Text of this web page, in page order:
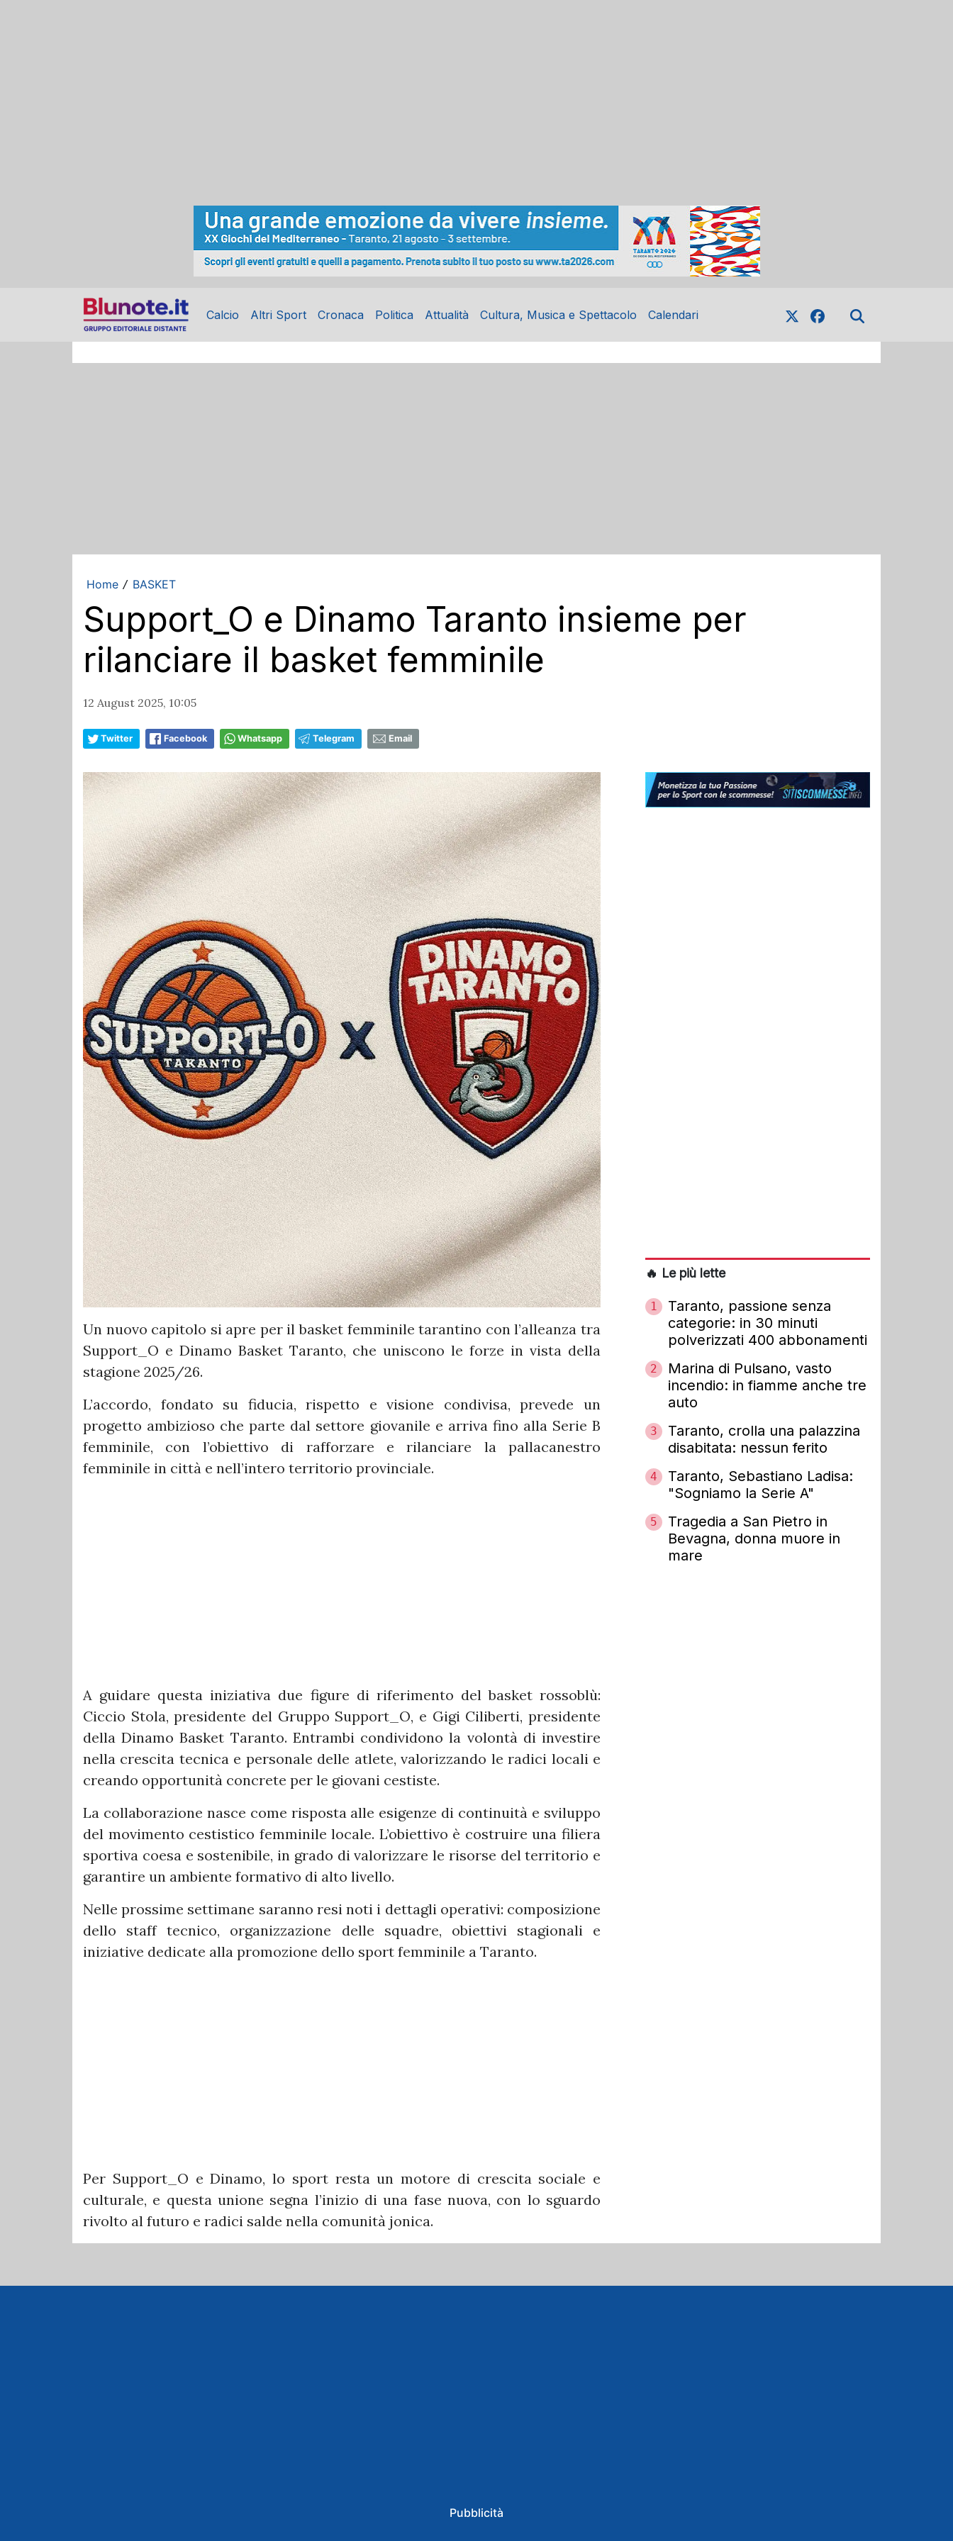
Calcio Altri Sport Cronaca Politica Attualità Cultura, Musica e Spettacolo Calendari
Home / BASKET
Support_O e Dinamo Taranto insieme per
rilanciare il basket femminile
12 August 2025, 10:05
Twitter Facebook Whatsapp Telegram Email
Un nuovo capitolo si apre per il basket femminile tarantino con l’alleanza tra
Support_O e Dinamo Basket Taranto, che uniscono le forze in vista della
stagione 2025/26.
L’accordo, fondato su fiducia, rispetto e visione condivisa, prevede un
progetto ambizioso che parte dal settore giovanile e arriva fino alla Serie B
femminile, con l’obiettivo di rafforzare e rilanciare la pallacanestro
femminile in città e nell’intero territorio provinciale.
A guidare questa iniziativa due figure di riferimento del basket rossoblù:
Ciccio Stola, presidente del Gruppo Support_O, e Gigi Ciliberti, presidente
della Dinamo Basket Taranto. Entrambi condividono la volontà di investire
nella crescita tecnica e personale delle atlete, valorizzando le radici locali e
creando opportunità concrete per le giovani cestiste.
La collaborazione nasce come risposta alle esigenze di continuità e sviluppo
del movimento cestistico femminile locale. L’obiettivo è costruire una filiera
sportiva coesa e sostenibile, in grado di valorizzare le risorse del territorio e
garantire un ambiente formativo di alto livello.
Nelle prossime settimane saranno resi noti i dettagli operativi: composizione
dello staff tecnico, organizzazione delle squadre, obiettivi stagionali e
iniziative dedicate alla promozione dello sport femminile a Taranto.
Per Support_O e Dinamo, lo sport resta un motore di crescita sociale e
culturale, e questa unione segna l’inizio di una fase nuova, con lo sguardo
rivolto al futuro e radici salde nella comunità jonica.
🔥 Le più lette
1
Taranto, passione senza
categorie: in 30 minuti
polverizzati 400 abbonamenti
2
Marina di Pulsano, vasto
incendio: in fiamme anche tre
auto
3
Taranto, crolla una palazzina
disabitata: nessun ferito
4
Taranto, Sebastiano Ladisa:
"Sogniamo la Serie A"
5
Tragedia a San Pietro in
Bevagna, donna muore in
mare
Pubblicità